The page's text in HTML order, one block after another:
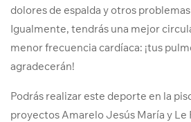
dolores de espalda y otros
Igualmente, tendrás una mejor
menor frecuencia cardíaca: ¡tus
agradecerán!
Podrás realizar este deporte en la
proyectos Amarelo Jesús María y Le